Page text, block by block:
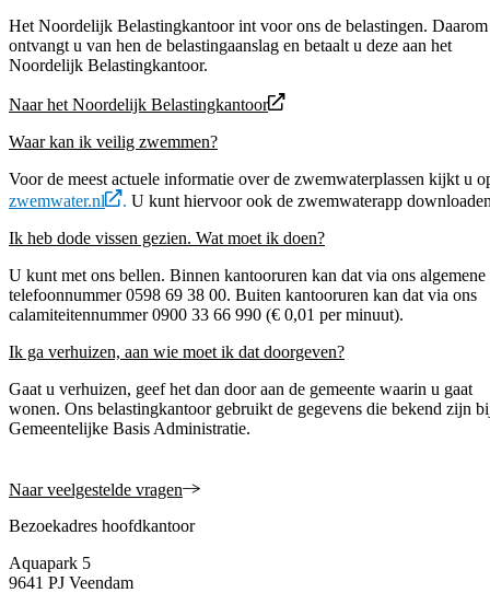
Het Noordelijk Belastingkantoor int voor ons de belastingen. Daarom
ontvangt u van hen de belastingaanslag en betaalt u deze aan het
Noordelijk Belastingkantoor.
Naar het Noordelijk Belastingkantoor
Waar kan ik veilig zwemmen?
Voor de meest actuele informatie over de zwemwaterplassen kijkt u
zwemwater.nl
. U kunt hiervoor ook de zwemwaterapp
Ik heb dode vissen gezien. Wat moet ik doen?
U kunt met ons bellen. Binnen kantooruren kan dat via ons algemene
telefoonnummer 0598 69 38 00. Buiten kantooruren kan dat via ons
calamiteitennummer 0900 33 66 990 (€ 0,01 per minuut).
Ik ga verhuizen, aan wie moet ik dat doorgeven?
Gaat u verhuizen, geef het dan door aan de gemeente waarin u gaat
wonen. Ons belastingkantoor gebruikt de gegevens die bekend zijn
Gemeentelijke Basis Administratie.
Naar veelgestelde vragen
Bezoekadres hoofdkantoor
Aquapark 5
9641 PJ Veendam